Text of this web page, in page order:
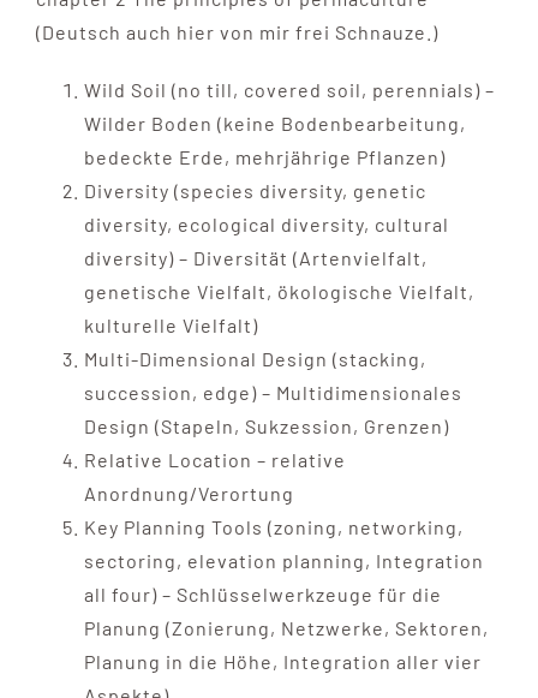
(Deutsch auch hier von mir frei Schnauze.)
Wild Soil (no till, covered soil, perennials) –
Wilder Boden (keine Bodenbearbeitung,
bedeckte Erde, mehrjährige Pflanzen)
Diversity (species diversity, genetic
diversity, ecological diversity, cultural
diversity) – Diversität (Artenvielfalt,
genetische Vielfalt, ökologische Vielfalt,
kulturelle Vielfalt)
Multi-Dimensional Design (stacking,
succession, edge) – Multidimensionales
Design (Stapeln, Sukzession, Grenzen)
Relative Location – relative
Anordnung/Verortung
Key Planning Tools (zoning, networking,
sectoring, elevation planning, Integration
all four) – Schlüsselwerkzeuge für die
Planung (Zonierung, Netzwerke, Sektoren,
Planung in die Höhe, Integration aller vier